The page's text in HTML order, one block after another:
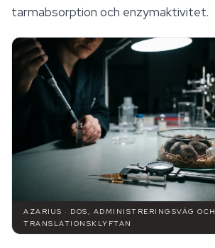
tarmabsorption och enzymaktivitet.
AZARIUS · DOS, ADMINISTRERINGSVÄG OCH
TRANSLATIONSKLYFTAN